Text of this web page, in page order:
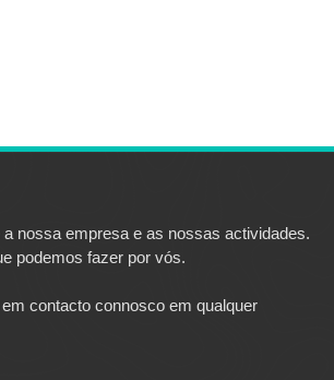
nossa empresa e as nossas actividades.
podemos fazer por vós.
contacto connosco em qualquer